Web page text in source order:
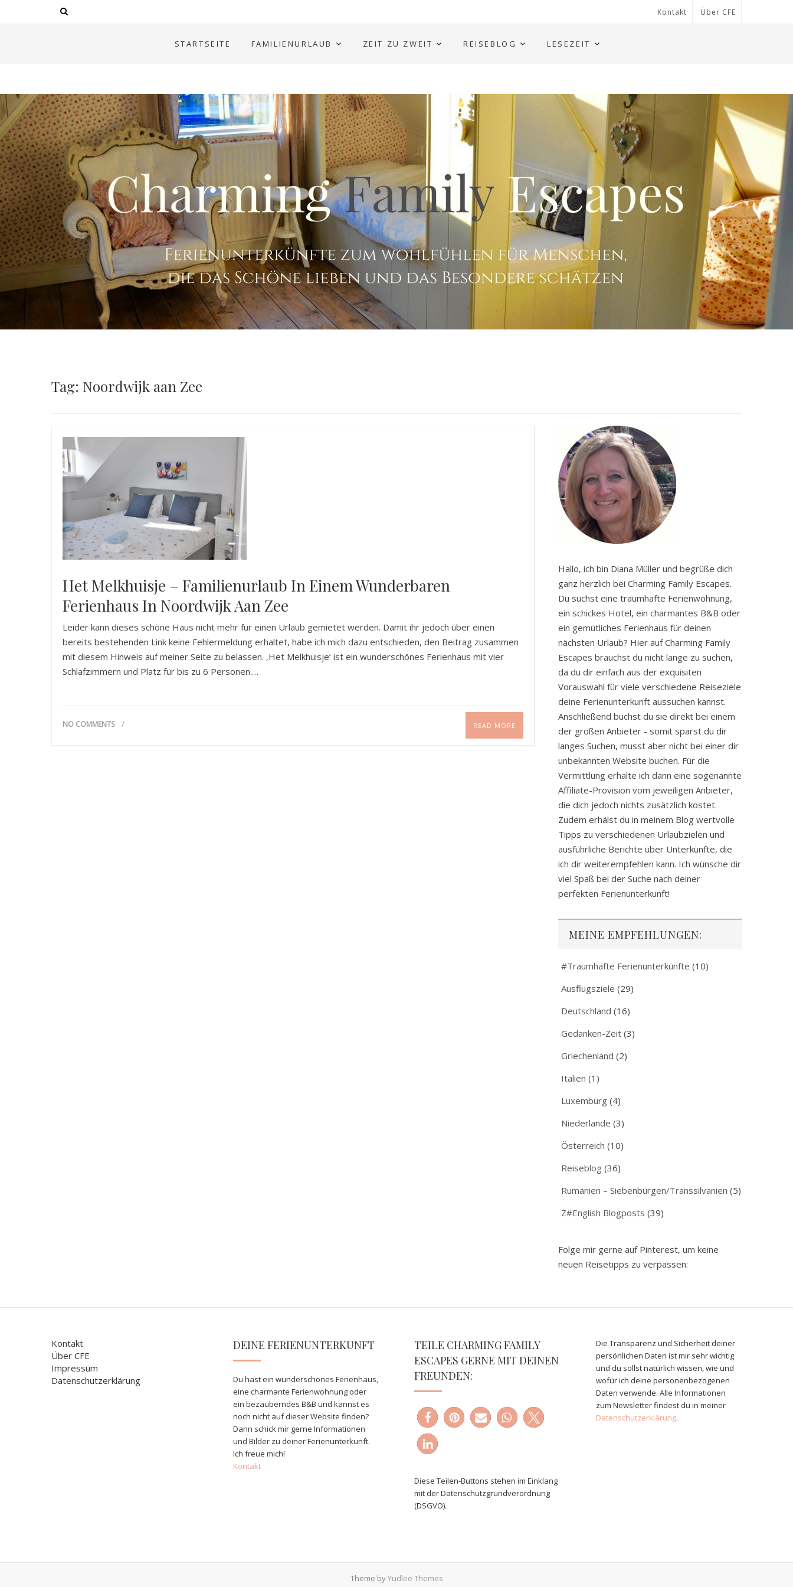
Kontakt Über CFE
STARTSEITE FAMILIENURLAUB ZEIT ZU ZWEIT REISEBLOG LESEZEIT
Tag: Noordwijk aan Zee
Het Melkhuisje – Familienurlaub In Einem Wunderbaren
Ferienhaus In Noordwijk Aan Zee
Leider kann dieses schöne Haus nicht mehr für einen Urlaub gemietet werden. Damit ihr jedoch über einen
bereits bestehenden Link keine Fehlermeldung erhaltet, habe ich mich dazu entschieden, den Beitrag zusammen
mit diesem Hinweis auf meiner Seite zu belassen. ‚Het Melkhuisje‘ ist ein wunderschönes Ferienhaus mit vier
Schlafzimmern und Platz für bis zu 6 Personen.…
NO COMMENTS READ MORE
Hallo, ich bin Diana Müller und begrüße dich
ganz herzlich bei Charming Family Escapes.
Du suchst eine traumhafte Ferienwohnung,
ein schickes Hotel, ein charmantes B&B oder
ein gemütliches Ferienhaus für deinen
nächsten Urlaub? Hier auf Charming Family
Escapes brauchst du nicht lange zu suchen,
da du dir einfach aus der exquisiten
Vorauswahl für viele verschiedene Reiseziele
deine Ferienunterkunft aussuchen kannst.
Anschließend buchst du sie direkt bei einem
der großen Anbieter - somit sparst du dir
langes Suchen, musst aber nicht bei einer dir
unbekannten Website buchen. Für die
Vermittlung erhalte ich dann eine sogenannte
Affiliate-Provision vom jeweiligen Anbieter,
die dich jedoch nichts zusätzlich kostet.
Zudem erhälst du in meinem Blog wertvolle
Tipps zu verschiedenen Urlaubzielen und
ausführliche Berichte über Unterkünfte, die
ich dir weiterempfehlen kann. Ich wünsche dir
viel Spaß bei der Suche nach deiner
perfekten Ferienunterkunft!
MEINE EMPFEHLUNGEN:
#Traumhafte Ferienunterkünfte (10)
Ausflugsziele (29)
Deutschland (16)
Gedanken-Zeit (3)
Griechenland (2)
Italien (1)
Luxemburg (4)
Niederlande (3)
Österreich (10)
Reiseblog (36)
Rumänien – Siebenbürgen/Transsilvanien (5)
Z#English Blogposts (39)
Folge mir gerne auf Pinterest, um keine
neuen Reisetipps zu verpassen:
Kontakt
Über CFE
Impressum
Datenschutzerklärung
DEINE FERIENUNTERKUNFT
Du hast ein wunderschönes Ferienhaus,
eine charmante Ferienwohnung oder
ein bezauberndes B&B und kannst es
noch nicht auf dieser Website finden?
Dann schick mir gerne Informationen
und Bilder zu deiner Ferienunterkunft.
Ich freue mich!
Kontakt
TEILE CHARMING FAMILY
ESCAPES GERNE MIT DEINEN
FREUNDEN:
Diese Teilen-Buttons stehen im Einklang
mit der Datenschutzgrundverordnung
(DSGVO).
Die Transparenz und Sicherheit deiner
persönlichen Daten ist mir sehr wichtig
und du sollst natürlich wissen, wie und
wofür ich deine personenbezogenen
Daten verwende. Alle Informationen
zum Newsletter findest du in meiner
Datenschutzerklärung.
Theme byYudlee Themes